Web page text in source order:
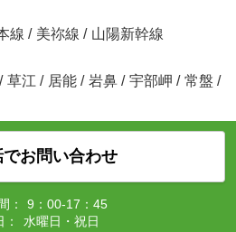
線 / 美祢線 / 山陽新幹線
/ 草江 / 居能 / 岩鼻 / 宇部岬 / 常盤 /
でお問い合わせ
：
9：00-17：45
水曜日・祝日